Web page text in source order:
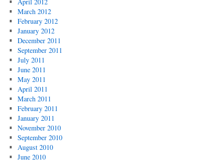
March 2012
February 2012
January 2012
December 2011
September 2011
July 2011
June 2011
May 2011
April 2011
March 2011
February 2011
January 2011
November 2010
September 2010
August 2010
June 2010